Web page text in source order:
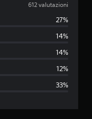
a
u
a
612 valutazioni
27%
14%
14%
12%
33%